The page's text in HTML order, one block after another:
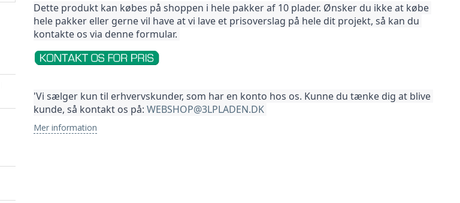
Dette produkt kan købes på shoppen i hele pakker af 10 plader. Ønsker du ikke at købe
hele pakker eller gerne vil have at vi lave et prisoverslag på hele dit projekt, så kan du
kontakte os via denne formular.
'Vi sælger kun til erhvervskunder, som har en konto hos os. Kunne du tænke dig at blive
kunde, så kontakt os på: WEBSHOP@3LPLADEN.DK
Mer information